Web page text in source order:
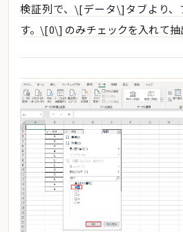
検証列で、\[データ\]タブより、
す。\[0\] のみチェックを入れて抽